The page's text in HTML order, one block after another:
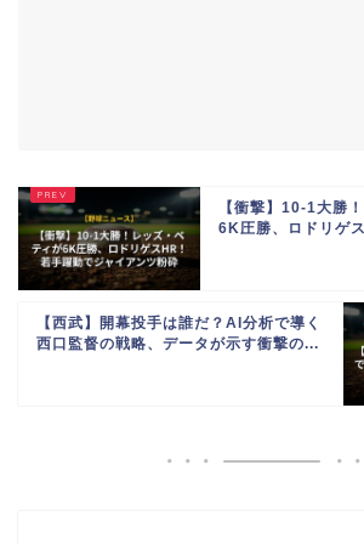
【衝撃】10-1大勝
6K圧勝、ロドリゲ
【西武】開幕投手は誰だ？AI分析で導く
西口監督の戦略、データが示す衝撃の...